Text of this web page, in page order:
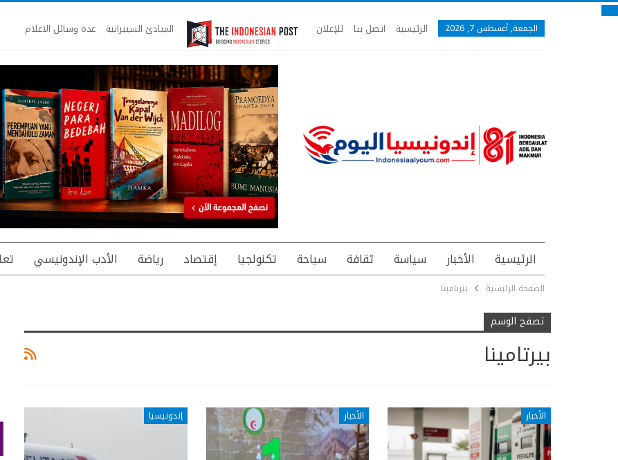
الجمعة, أغسطس 7, 2026 الرئيسية اتصل بنا للإعلان المبادئ السيبرانية عدة وسائل الاعلام
الرئيسية الأخبار سياسة ثقافة سياحة تكنولجيا إقتصاد رياضة الأدب الإندونيسي
الصفحة الرئيسية بيرتامينا
تصفح الوسم
بيرتامينا
الأخبار الأخبار إندونيسيا